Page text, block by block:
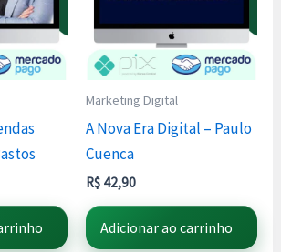
Marketing Digital
A Nova Era Digital – Paulo
Cuenca
R$ 42,90
Adicionar ao carrinho